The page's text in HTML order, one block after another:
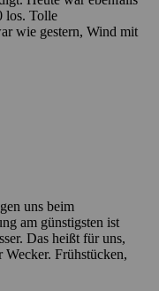
los. Tolle
wie gestern, Wind mit
uns beim
am günstigsten ist
Das heißt für uns,
Frühstücken,